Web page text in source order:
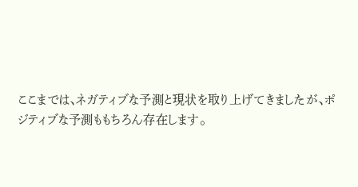
ここまでは、ネガティブな予測と現状を取り上げてきましたが、ポ
ジティブな予測ももちろん存在します。